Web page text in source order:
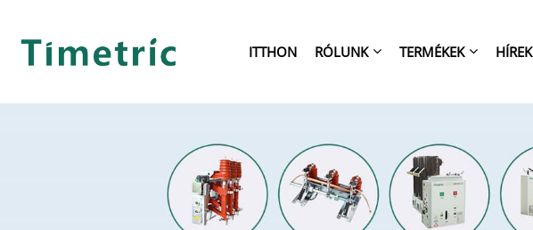
ITTHON RÓLUNK TERMÉKEK HÍREK